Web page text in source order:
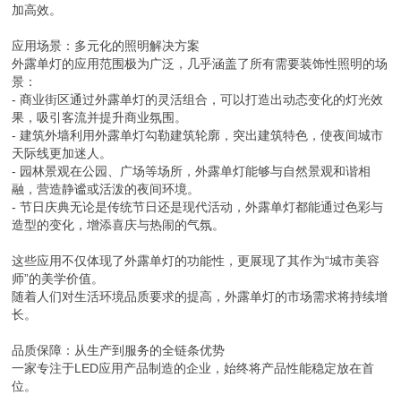
加高效。
应用场景：多元化的照明解决方案
外露单灯的应用范围极为广泛，几乎涵盖了所有需要装饰性照明的场
景：
- 商业街区通过外露单灯的灵活组合，可以打造出动态变化的灯光效
果，吸引客流并提升商业氛围。
- 建筑外墙利用外露单灯勾勒建筑轮廓，突出建筑特色，使夜间城市
天际线更加迷人。
- 园林景观在公园、广场等场所，外露单灯能够与自然景观和谐相
融，营造静谧或活泼的夜间环境。
- 节日庆典无论是传统节日还是现代活动，外露单灯都能通过色彩与
造型的变化，增添喜庆与热闹的气氛。
这些应用不仅体现了外露单灯的功能性，更展现了其作为“城市美容
师”的美学价值。
随着人们对生活环境品质要求的提高，外露单灯的市场需求将持续增
长。
品质保障：从生产到服务的全链条优势
一家专注于LED应用产品制造的企业，始终将产品性能稳定放在首
位。